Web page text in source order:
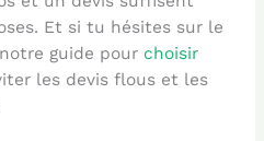
Et si tu hésites sur le
guide pour choisir
les devis flous et les